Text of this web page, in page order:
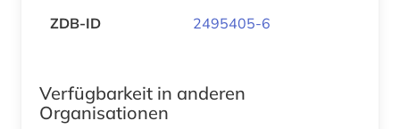
ZDB-ID 2495405-6
Verfügbarkeit in anderen
Organisationen